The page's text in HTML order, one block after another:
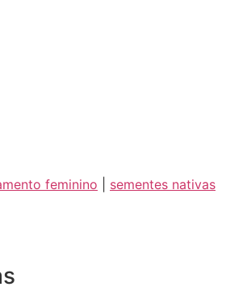
feminino sementes nativas